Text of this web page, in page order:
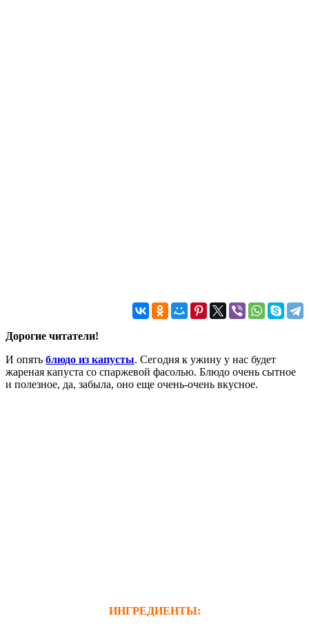
Дорогие читатели!
И опять блюдо из капусты. Сегодня к ужину у нас будет
жареная капуста со спаржевой фасолью. Блюдо очень сытное
и полезное, да, забыла, оно еще очень-очень вкусное.
ИНГРЕДИЕНТЫ: